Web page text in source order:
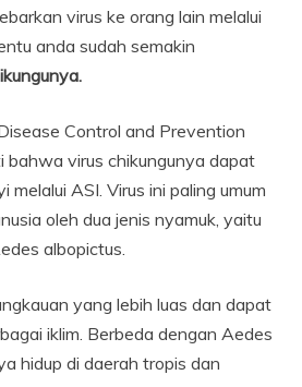
virus ke orang lain melalui
anda sudah semakin
Control and Prevention
bahwa virus chikungunya dapat
melalui ASI. Virus ini paling umum
oleh dua jenis nyamuk, yaitu
albopictus.
yang lebih luas dan dapat
iklim. Berbeda dengan Aedes
hidup di daerah tropis dan